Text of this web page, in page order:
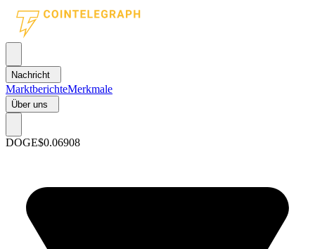
Nachricht
MarktberichteMerkmale
Über uns
DOGE$0.06908